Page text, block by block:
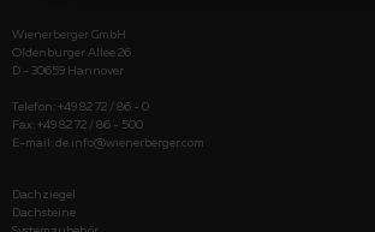
Wienerberger GmbH
Oldenburger Allee 26
D - 30659 Hannover
Telefon: +49 82 72 / 86 - 0
Fax: +49 82 72 / 86 - 500
E-mail: de.info@wienerberger.com
Dachziegel
Dachsteine